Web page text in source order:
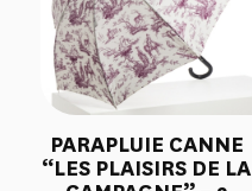
PARAPLUIE CANNE
“LES PLAISIRS DE LA